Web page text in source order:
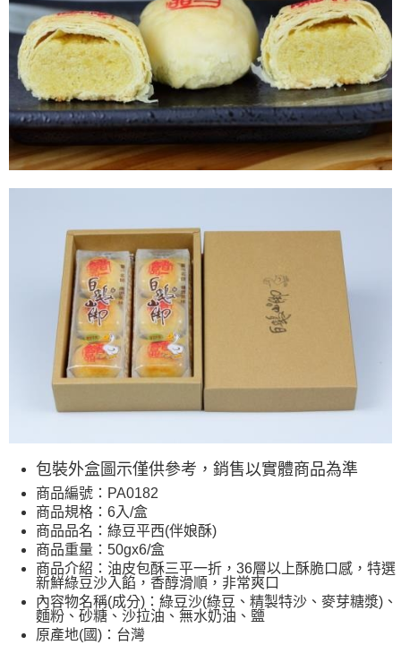
包裝外盒圖示僅供參考，銷售以實體商品為準
商品編號：PA0182
商品規格：6入/盒
商品品名：綠豆平西(伴娘酥)
商品重量：50gx6/盒
商品介紹：油皮包酥三平一折，36層以上酥脆口感，特選
新鮮綠豆沙入餡，香醇滑順，非常爽口
內容物名稱(成分)：綠豆沙(綠豆、精製特沙、麥芽糖漿)、
麵粉、砂糖、沙拉油、無水奶油、鹽
原產地(國)：台灣